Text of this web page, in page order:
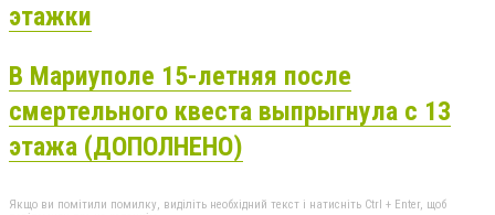
этажки
В Мариуполе 15-летняя после
смертельного квеста выпрыгнула с 13
этажа (ДОПОЛНЕНО)
Якщо ви помітили помилку, виділіть необхідний текст і натисніть Ctrl + Enter, щоб